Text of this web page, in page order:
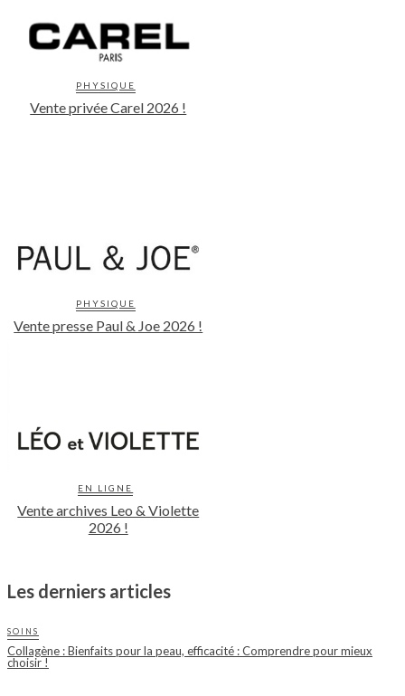
PHYSIQUE
Vente privée Carel 2026 !
PHYSIQUE
Vente presse Paul & Joe 2026 !
EN LIGNE
Vente archives Leo & Violette
2026 !
Les derniers articles
SOINS
Collagène : Bienfaits pour la peau, efficacité : Comprendre pour mieux
choisir !